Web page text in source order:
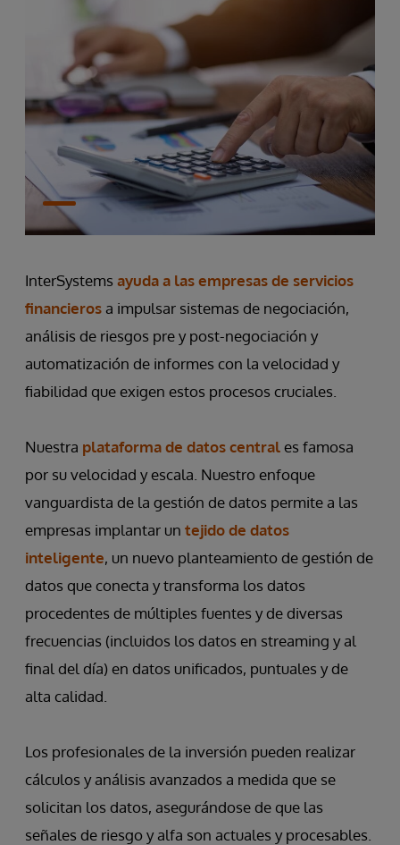
InterSystems ayuda a las empresas de servicios
financierosa impulsar sistemas de negociación,
análisis de riesgos pre y post-negociación y
automatización de informes con la velocidad y
fiabilidad que exigen estos procesos cruciales.
Nuestra plataforma de datos centrales famosa
por su velocidad y escala. Nuestro enfoque
vanguardista de la gestión de datos permite a las
empresas implantar un tejido de datos
inteligente, un nuevo planteamiento de gestión de
datos que conecta y transforma los datos
procedentes de múltiples fuentes y de diversas
frecuencias (incluidos los datos en streaming y al
final del día) en datos unificados, puntuales y de
alta calidad.
Los profesionales de la inversión pueden realizar
cálculos y análisis avanzados a medida que se
solicitan los datos, asegurándose de que las
señales de riesgo y alfa son actuales y procesables.